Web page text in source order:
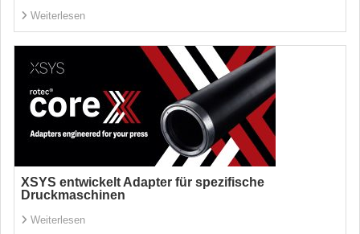
Weiterlesen
XSYS entwickelt Adapter für spezifische
Druckmaschinen
Weiterlesen